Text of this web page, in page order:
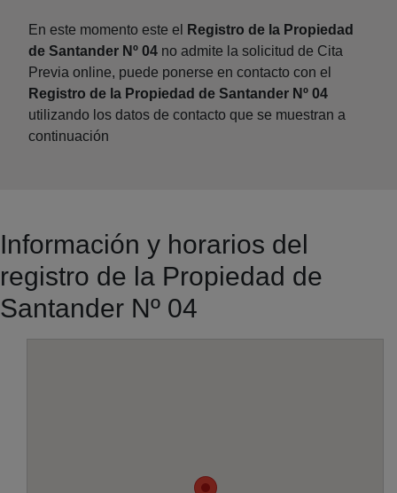
En este momento este el
Registro de la Propiedad
de Santander Nº 04 no admite la solicitud de Cita
Previa online, puede ponerse en contacto con el
Registro de la Propiedad de Santander Nº 04
utilizando los datos de contacto que se muestran a
continuación
Información y horarios del
registro de la Propiedad de
Santander Nº 04